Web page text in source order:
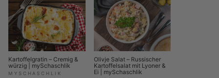
Kartoffelgratin – Cremig &
würzig | mySchaschlik
MYSCHASCHLIK
Olivje Salat – Russischer
Kartoffelsalat mit Lyoner &
Ei | mySchaschlik